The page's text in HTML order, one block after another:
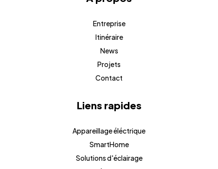
Entreprise
Itinéraire
News
Projets
Contact
Liens rapides
Appareillage éléctrique
SmartHome
Solutions d'éclairage